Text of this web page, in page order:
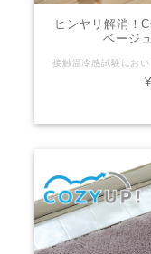
ヒンヤリ解消！
ベージ